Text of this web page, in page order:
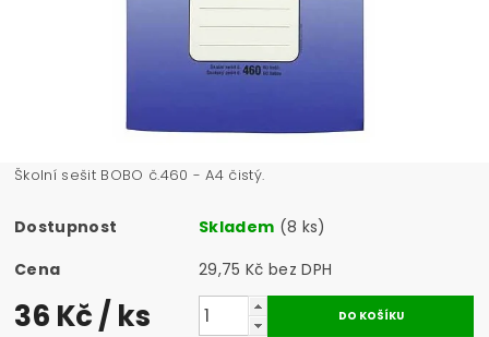
Školní sešit BOBO č.460 - A4 čistý.
Dostupnost Skladem (8 ks)
Cena
29,75 Kč bez DPH
36 Kč/ ks